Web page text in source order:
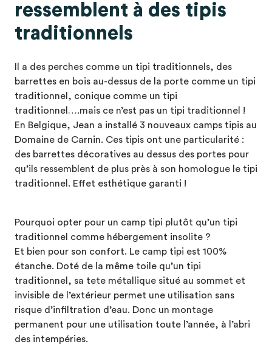
ressemblent à des tipis
traditionnels
Il a des perches comme un tipi traditionnels, des
barrettes en bois au-dessus de la porte comme un tipi
traditionnel, conique comme un tipi
traditionnel….mais ce n’est pas un tipi traditionnel !
En Belgique, Jean a installé 3 nouveaux camps tipis au
Domaine de Carnin. Ces tipis ont une particularité :
des barrettes décoratives au dessus des portes pour
qu’ils ressemblent de plus près à son homologue le tipi
traditionnel. Effet esthétique garanti !
Pourquoi opter pour un camp tipi plutôt qu’un tipi
traditionnel comme hébergement insolite ?
Et bien pour son confort. Le camp tipi est 100%
étanche. Doté de la même toile qu’un tipi
traditionnel, sa tete métallique situé au sommet et
invisible de l’extérieur permet une utilisation sans
risque d’infiltration d’eau. Donc un montage
permanent pour une utilisation toute l’année, à l’abri
des intempéries.